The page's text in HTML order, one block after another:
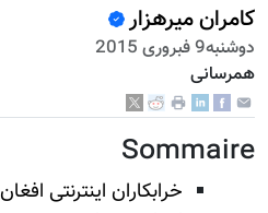
کامران میرهزار
دوشنبه9 فبروری 2015
همرسانی
Sommaire
خرابکاران اینترنتی افغان